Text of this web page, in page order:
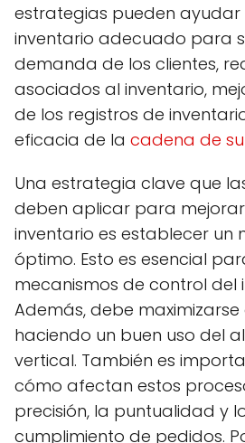
estrategias pueden ayudar
inventario adecuado para
demanda de los clientes,
asociados al inventario,
de los registros de
eficacia de la cadena de
Una estrategia clave que
deben aplicar para
inventario es establecer un
óptimo. Esto es esencial
mecanismos de control del
Además, debe
haciendo un buen uso del
vertical. También es
cómo afectan estos
precisión, la puntualidad y
cumplimiento de pedidos.